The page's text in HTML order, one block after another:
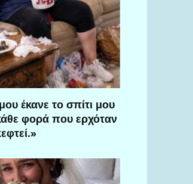
έκανε το σπίτι μου
φορά που ερχόταν